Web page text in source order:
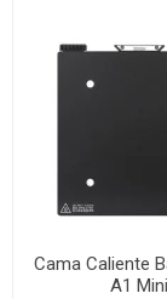
Cama Caliente
A1 Mini